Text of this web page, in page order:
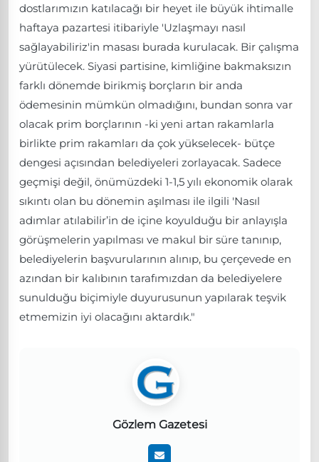
dostlarımızın katılacağı bir heyet ile büyük ihtimalle
haftaya pazartesi itibariyle 'Uzlaşmayı nasıl
sağlayabiliriz'in masası burada kurulacak. Bir çalışma
yürütülecek. Siyasi partisine, kimliğine bakmaksızın
farklı dönemde birikmiş borçların bir anda
ödemesinin mümkün olmadığını, bundan sonra var
olacak prim borçlarının -ki yeni artan rakamlarla
birlikte prim rakamları da çok yükselecek- bütçe
dengesi açısından belediyeleri zorlayacak. Sadece
geçmişi değil, önümüzdeki 1-1,5 yılı ekonomik olarak
sıkıntı olan bu dönemin aşılması ile ilgili 'Nasıl
adımlar atılabilir’in de içine koyulduğu bir anlayışla
görüşmelerin yapılması ve makul bir süre tanınıp,
belediyelerin başvurularının alınıp, bu çerçevede en
azından bir kalıbının tarafımızdan da belediyelere
sunulduğu biçimiyle duyurusunun yapılarak teşvik
etmemizin iyi olacağını aktardık."
Gözlem Gazetesi